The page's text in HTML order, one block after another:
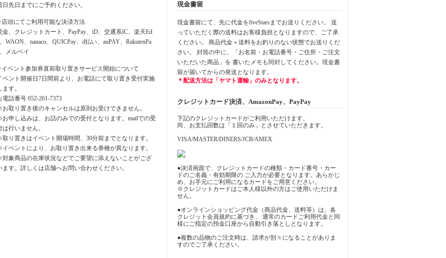
日先日までにご予約ください。
店頭にてご利用可能な決済方法
金、クレジットカート、PayPay、iD、交通系IC、楽天Ed
WAON、nanaco、QUICPay、d払い、auPAY、RakutenPa
メルペイ
イベント参加券直前取り置きサービス開始について
ベント開催日7日間前より、お電話にて取り置き受付実施
ます。
電話番号 052-261-7373
取り置き後のキャンセルは原則お受けできません。
申し込みは、お話のみでの受付となります。mailでの受
は行いません。
り置きはイベント開場時間、30分前までとなります。
ベントにより、お取り置き出来る券種が異なります。
象商品の在庫状況などでご要望に添えないことがござ
ます。詳しくは店舗へお問い合わせください。
現金書留
現金書留にて、先に代金をfiveStarsまでお送りください。 送
っていただく際の送料はお客様負担となりますので、ご了承
ください。 商品代金＋送料をお釣りのない状態でお送りくだ
さい。 封筒の中に、「お名前・お電話番号・ご住所・ご注文
いただいた商品」を 書いたメモも同封してください。現金書
留が届いてからの発送となります。
＊配送方法は「ヤマト運輸」のみとなります。
クレジットカード決済、AmazonPay、PayPay
下記のクレジットカードがご利用いただけます。
尚、お支払回数は「１回のみ」とさせていただきます。
VISA/MASTER/DINERS/JCB/AMEX
●決済画面で、クレジットカードの種類・カード番号・カー
ドのご名義・有効期限の ご入力が必要となります。あらかじ
め、お手元にご利用になるカードをご用意ください。
※クレジットカードはご本人様以外の方はご使用いただけま
せん。
●オンラインショッピング代金（商品代金、送料等）は、各
クレジット会員規約に基づき、 通常のカードご利用代金と同
様にご指定の預金口座から自動引き落としとなります。
●複数の品物のご注文時は、請求が別々になることがありま
すのでご了承ください。